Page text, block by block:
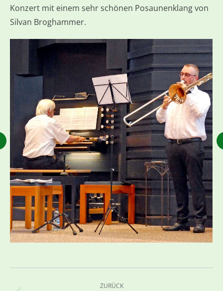
Konzert mit einem sehr schönen Posaunenklang von
Silvan Broghammer.
ZURÜCK